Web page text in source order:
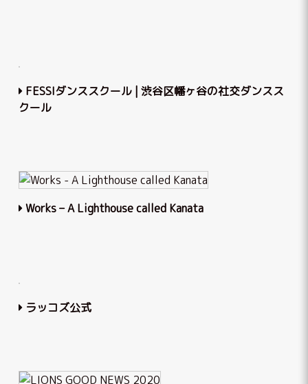
FESSIダンススクール | 渋谷区幡ヶ谷の社交ダンスス
クール
Works – A Lighthouse called Kanata
ラッコズ公式